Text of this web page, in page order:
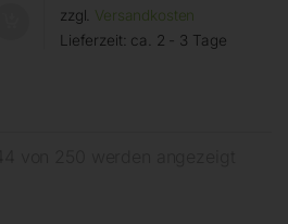
zzgl. Versandkosten
Lieferzeit: ca. 2 - 3 Tage